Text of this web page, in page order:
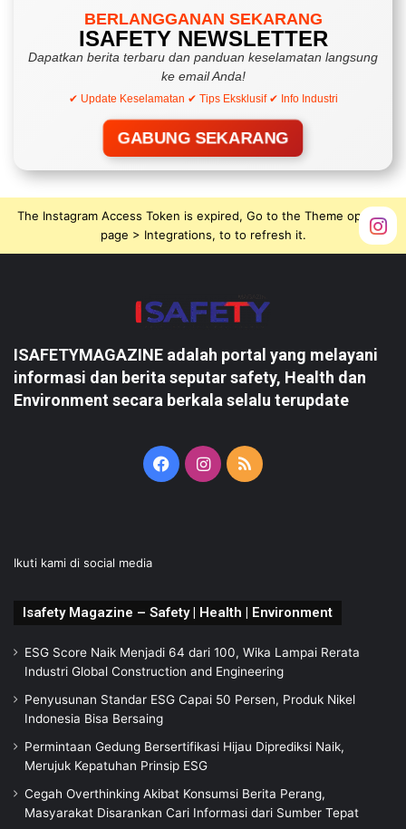
BERLANGGANAN SEKARANG
ISAFETY NEWSLETTER
Dapatkan berita terbaru dan panduan keselamatan langsung
ke email Anda!
✔ Update Keselamatan ✔ Tips Eksklusif ✔ Info Industri
GABUNG SEKARANG
The Instagram Access Token is expired, Go to the Theme options
page > Integrations, to to refresh it.
ISAFETYMAGAZINE adalah portal yang melayani
informasi dan berita seputar safety, Health dan
Environment secara berkala selalu terupdate
FacebookInstagram
RSS
Ikuti kami di social media
Isafety Magazine – Safety | Health | Environment
ESG Score Naik Menjadi 64 dari 100, Wika Lampai Rerata
Industri Global Construction and Engineering
Penyusunan Standar ESG Capai 50 Persen, Produk Nikel
Indonesia Bisa Bersaing
Permintaan Gedung Bersertifikasi Hijau Diprediksi Naik,
Merujuk Kepatuhan Prinsip ESG
Cegah Overthinking Akibat Konsumsi Berita Perang,
Masyarakat Disarankan Cari Informasi dari Sumber Tepat